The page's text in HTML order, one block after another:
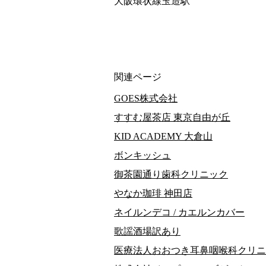
関連ページ
GOES株式会社
すすむ屋茶店 東京自由が丘
KID ACADEMY 大倉山
ボンキッシュ
御茶園通り歯科クリニック
やなか珈琲 神田店
ネイルンデコ / カエルンカバー
歌謡酒場訳あり
医療法人おおつき耳鼻咽喉科クリ